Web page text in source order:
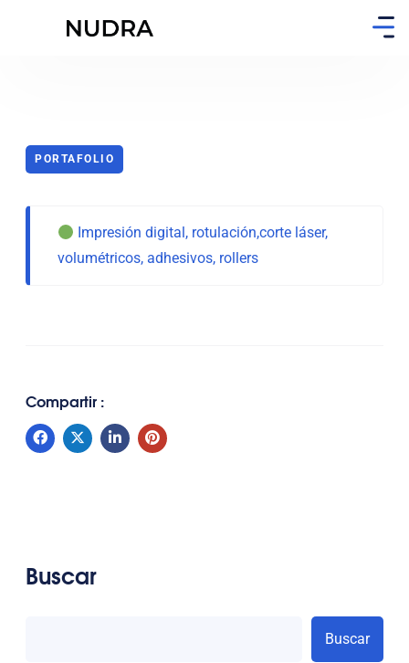
PORTAFOLIO
Impresión digital, rotulación,corte láser,
volumétricos, adhesivos, rollers
Compartir :
Buscar
Buscar